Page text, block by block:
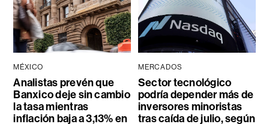
MÉXICO
Analistas prevén que
Banxico deje sin cambio
la tasa mientras
inflación baja a 3,13% en
MERCADOS
Sector tecnológico
podría depender más de
inversores minoristas
tras caída de julio, según